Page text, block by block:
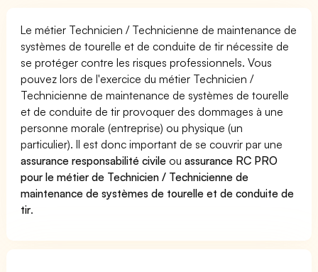
Le métier Technicien / Technicienne de maintenance de
systèmes de tourelle et de conduite de tir nécessite de
se protéger contre les risques professionnels. Vous
pouvez lors de l'exercice du métier Technicien /
Technicienne de maintenance de systèmes de tourelle
et de conduite de tir provoquer des dommages à une
personne morale (entreprise) ou physique (un
particulier). Il est donc important de se couvrir par une
assurance responsabilité civile ouassurance RC PRO
pour le métier de Technicien / Technicienne de
maintenance de systèmes de tourelle et de conduite de
tir.